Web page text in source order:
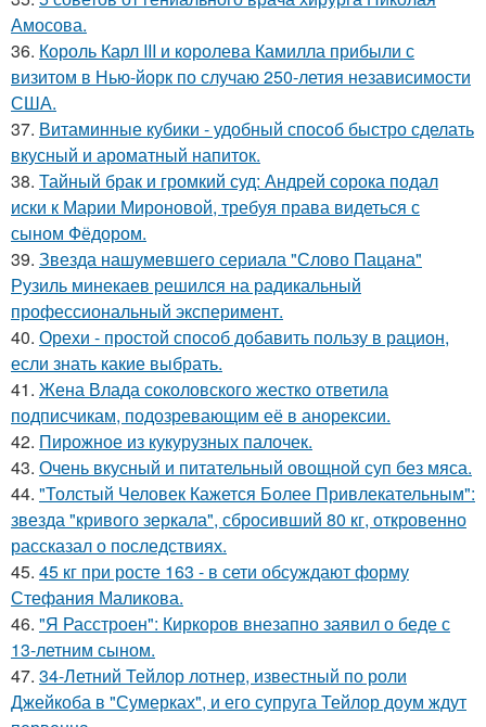
Амосова.
36. Король Карл III и королева Камилла прибыли с
визитом в Нью-йорк по случаю 250-летия независимости
США.
37. Витаминные кубики - удобный способ быстро сделать
вкусный и ароматный напиток.
38. Тайный брак и громкий суд: Андрей сорока подал
иски к Марии Мироновой, требуя права видеться с
сыном Фёдором.
39. Звезда нашумевшего сериала "Слово Пацана"
Рузиль минекаев решился на радикальный
профессиональный эксперимент.
40. Орехи - простой способ добавить пользу в рацион,
если знать какие выбрать.
41. Жена Влада соколовского жестко ответила
подписчикам, подозревающим её в анорексии.
42. Пирожное из кукурузных палочек.
43. Очень вкусный и питательный овощной суп без мяса.
44. "Толстый Человек Кажется Более Привлекательным":
звезда "кривого зеркала", сбросивший 80 кг, откровенно
рассказал о последствиях.
45. 45 кг при росте 163 - в сети обсуждают форму
Стефания Маликова.
46. "Я Расстроен": Киркоров внезапно заявил о беде с
13-летним сыном.
47. 34-Летний Тейлор лотнер, известный по роли
Джейкоба в "Сумерках", и его супруга Тейлор доум ждут